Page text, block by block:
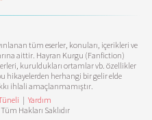
tüm eserler, konuları, içerikleri ve
aittir. Hayran Kurgu (Fanfiction)
kuruldukları ortamlar vb. özellikler
hikayelerden herhangi bir gelir elde
ihlali amaçlanmamıştır.
| Yardım
Tüm Hakları Saklıdır